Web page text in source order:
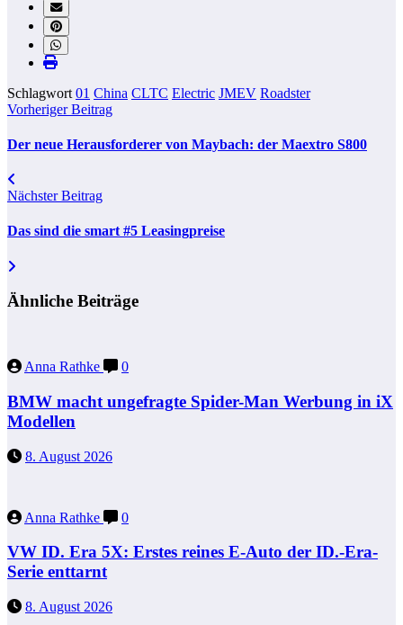
Schlagwort 01 China CLTC Electric JMEV Roadster
Vorheriger Beitrag
Der neue Herausforderer von Maybach: der Maextro S800
Nächster Beitrag
Das sind die smart #5 Leasingpreise
Ähnliche Beiträge
Anna Rathke 0
BMW macht ungefragte Spider-Man Werbung in iX
Modellen
8. August 2026
Anna Rathke 0
VW ID. Era 5X: Erstes reines E-Auto der ID.-Era-
Serie enttarnt
8. August 2026